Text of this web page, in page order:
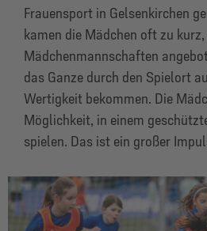
Frauensport in Gelsenkirchen
kamen die Mädchen oft zu
Mädchenmannschaften
das Ganze durch den Spielort
Wertigkeit bekommen. Die
Möglichkeit, in einem
spielen. Das ist ein großer